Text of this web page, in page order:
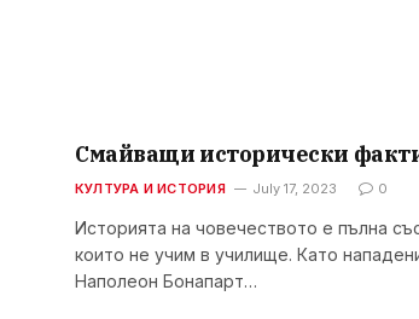
Смайващи исторически
КУЛТУРА И ИСТОРИЯ July 17, 2023 0
Историята на човечеството е пълна
които не учим в училище. Като
Наполеон Бонапарт…